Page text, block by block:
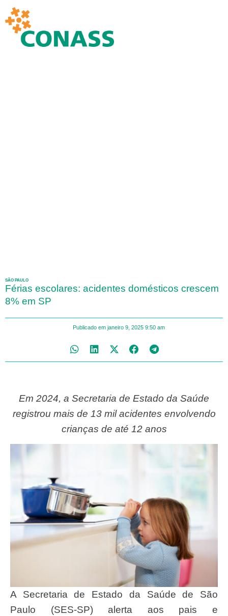
SÃO PAULO
Férias escolares: acidentes domésticos crescem
8% em SP
Publicado em janeiro 9, 2025 9:50 am
Em 2024, a Secretaria de Estado da Saúde
registrou mais de 13 mil acidentes envolvendo
crianças de até 12 anos
A Secretaria de Estado da Saúde de São
Paulo (SES-SP) alerta aos pais e